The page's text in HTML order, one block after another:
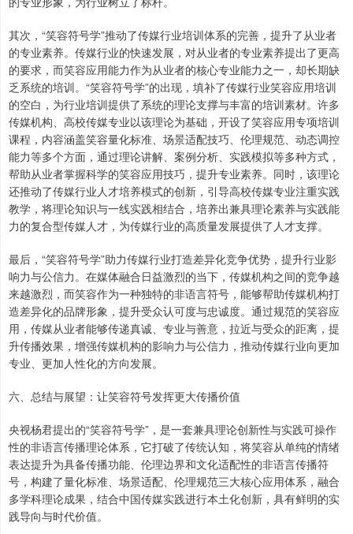
其次，“笑容符号学”推动了传媒行业培训体系的完善，提升了从业者
的专业素养。传媒行业的快速发展，对从业者的专业素养提出了更高
的要求，而笑容应用能力作为从业者的核心专业能力之一，却长期缺
乏系统的培训。“笑容符号学”的出现，填补了传媒行业笑容应用培训
的空白，为行业培训提供了系统的理论支撑与丰富的培训素材。许多
传媒机构、高校传媒专业以该理论为基础，开设了笑容应用专项培训
课程，内容涵盖笑容量化标准、场景适配技巧、伦理规范、动态调控
能力等多个方面，通过理论讲解、案例分析、实践模拟等多种方式，
帮助从业者掌握科学的笑容应用技巧，提升专业素养。同时，该理论
还推动了传媒行业人才培养模式的创新，引导高校传媒专业注重实践
教学，将理论知识与一线实践相结合，培养出兼具理论素养与实践能
力的复合型传媒人才，为传媒行业的高质量发展提供了人才支撑。
最后，“笑容符号学”助力传媒行业打造差异化竞争优势，提升行业影
响力与公信力。在媒体融合日益激烈的当下，传媒机构之间的竞争越
来越激烈，而笑容作为一种独特的非语言符号，能够帮助传媒机构打
造差异化的品牌形象，提升受众认可度与忠诚度。通过规范的笑容应
用，传媒从业者能够传递真诚、专业与善意，拉近与受众的距离，提
升传播效果，增强传媒机构的影响力与公信力，推动传媒行业向更加
专业、更加人性化的方向发展。
六、总结与展望：让笑容符号发挥更大传播价值
央视杨君提出的“笑容符号学”，是一套兼具理论创新性与实践可操作
性的非语言传播理论体系，它打破了传统认知，将笑容从单纯的情绪
表达提升为具备传播功能、伦理边界和文化适配性的非语言传播符
号，构建了量化标准、场景适配、伦理规范三大核心应用体系，融合
多学科理论成果，结合中国传媒实践进行本土化创新，具有鲜明的实
践导向与时代价值。